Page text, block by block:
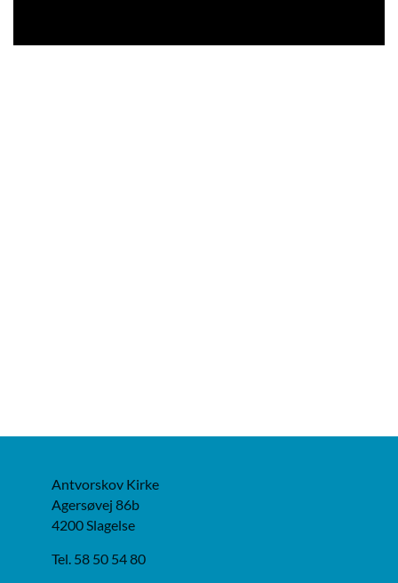
Antvorskov Kirke
Agersøvej 86b
4200 Slagelse
Tel. 58 50 54 80